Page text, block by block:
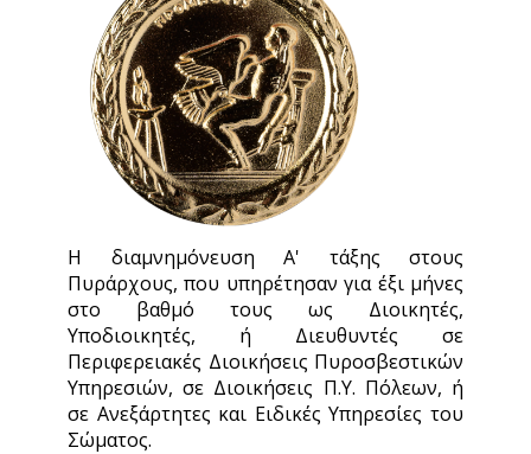
Η διαμνημόνευση Α' τάξης στους
Πυράρχους, που υπηρέτησαν για έξι μήνες
στο βαθμό τους ως Διοικητές,
Υποδιοικητές, ή Διευθυντές σε
Περιφερειακές Διοικήσεις Πυροσβεστικών
Υπηρεσιών, σε Διοικήσεις Π.Υ. Πόλεων, ή
σε Ανεξάρτητες και Ειδικές Υπηρεσίες του
Σώματος.